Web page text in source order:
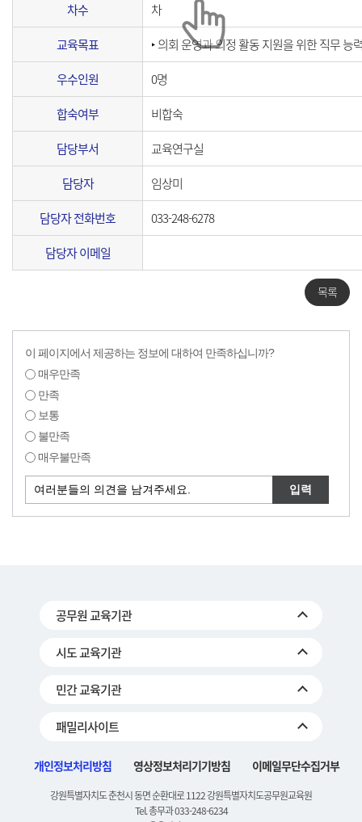
차수
차
교육목표
‣ 의회 운영과 의정 활동 지원을 위한 직무 능
우수인원
0명
합숙여부
비합숙
담당부서
교육연구실
담당자
임상미
담당자 전화번호
033-248-6278
담당자 이메일
목록
이 페이지에서 제공하는 정보에 대하여 만족하십니까?
매우만족
만족
보통
불만족
매우불만족
공무원 교육기관
시도 교육기관
민간 교육기관
패밀리사이트
개인정보처리방침 영상정보처리기기방침 이메일무단수집거부
강원특별자치도 춘천시 동면 순환대로 1122 강원특별자치도공무원교육원
Tel. 총무과 033-248-6234